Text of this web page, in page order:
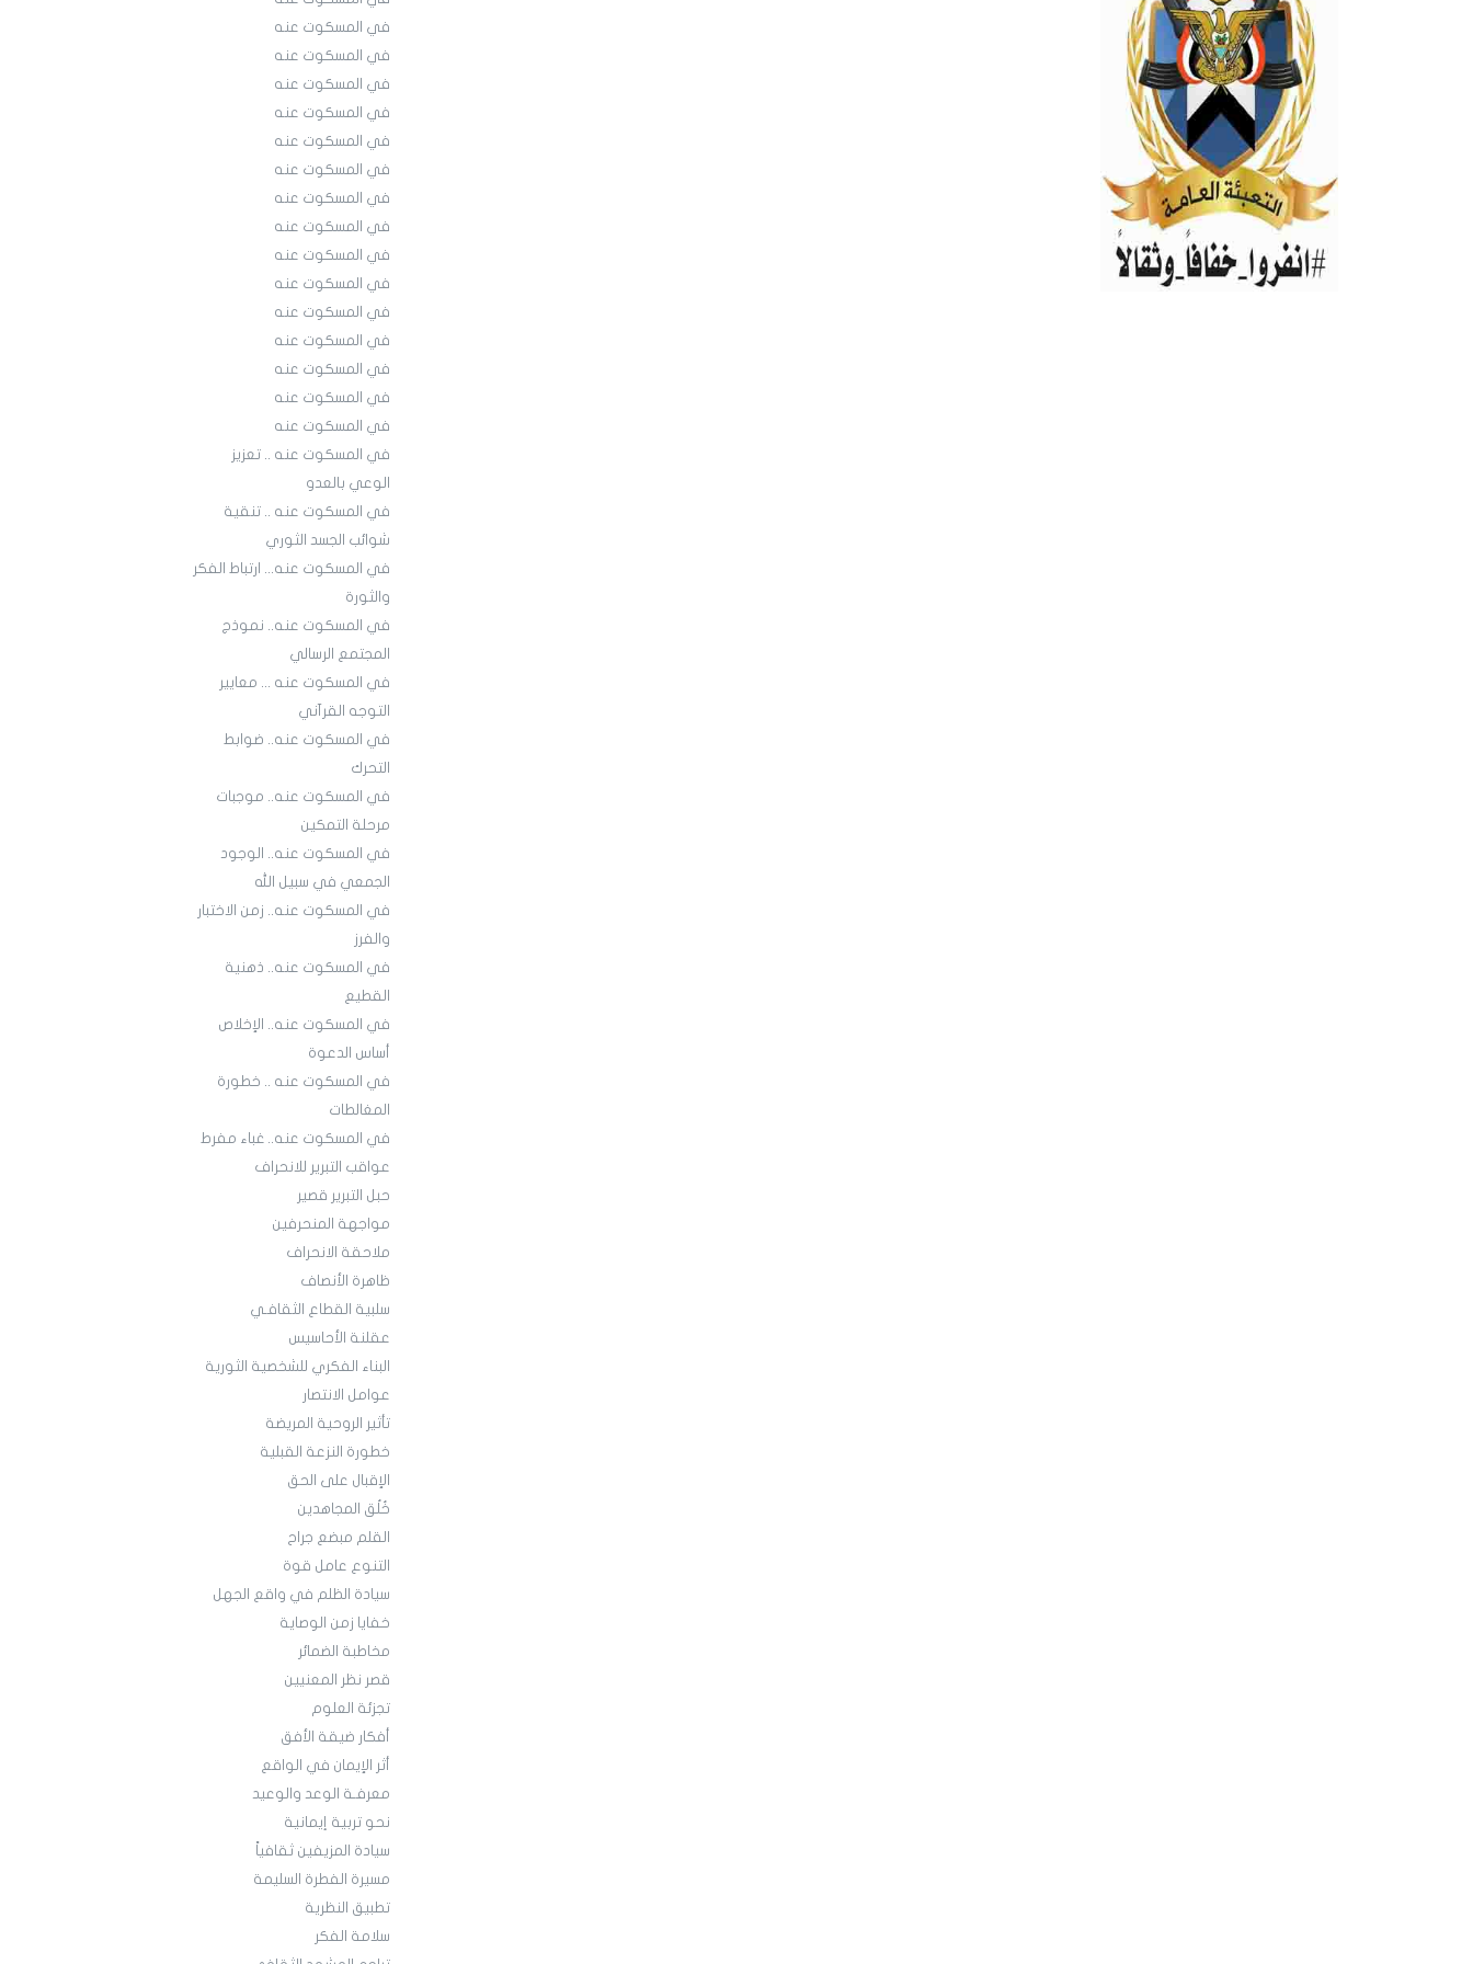
في المسكوت عنه
في المسكوت عنه
في المسكوت عنه
في المسكوت عنه
في المسكوت عنه
في المسكوت عنه
في المسكوت عنه
في المسكوت عنه
في المسكوت عنه
في المسكوت عنه
في المسكوت عنه
في المسكوت عنه
في المسكوت عنه
في المسكوت عنه
في المسكوت عنه
في المسكوت عنه .. تعزيز
الوعي بالعدو
في المسكوت عنه .. تنقية
شوائب الجسد الثوري
في المسكوت عنه... ارتباط الفكر
والثورة
في المسكوت عنه.. نموذج
المجتمع الرسالي
في المسكوت عنه ... معايير
التوجه القرآني
في المسكوت عنه.. ضوابط
التحرك
في المسكوت عنه.. موجبات
مرحلة التمكين
في المسكوت عنه.. الوجود
الجمعي في سبيل الله
في المسكوت عنه.. زمن الاختبار
والفرز
في المسكوت عنه.. ذهنية
القطيع
في المسكوت عنه.. الإخلاص
أساس الدعوة
في المسكوت عنه .. خطورة
المغالطات
في المسكوت عنه.. غباء مفرط
عواقب التبرير للانحراف
حبل التبرير قصير
مواجهة المنحرفين
ملاحقة الانحراف
ظاهرة الأنصاف
سلبية القطاع الثقافـي
عقلنة الأحاسيس
البناء الفكري للشخصية الثورية
عوامل الانتصار
تأثير الروحية المريضة
خطورة النزعة القبلية
الإقبال على الحق
خُلُق المجاهدين
القلم مبضع جراح
التنوع عامل قوة
سيادة الظلم في واقع الجهل
خفايا زمن الوصاية
مخاطبة الضمائر
قصر نظر المعنيين
تجزئة العلوم
أفكار ضيقة الأفق
أثر الإيمان في الواقع
معرفـة الوعد والوعيد
نحو تربية إيمانية
سيادة المزيفين ثقافياً
مسيرة الفطرة السليمة
تطبيق النظرية
سلامة الفكر